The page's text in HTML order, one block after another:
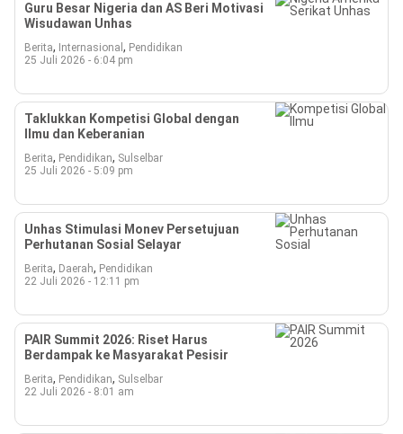
©
Copyright
2026
Beranda
Indonesia
All
Right
Reserved
Guru Besar Nigeria dan AS Beri Motivasi
Wisudawan Unhas
Berita, Internasional , Pendidikan
25 Juli 2026 - 6:04 pm
Taklukkan Kompetisi Global dengan
Ilmu dan Keberanian
Berita, Pendidikan, Sulselbar
25 Juli 2026 - 5:09 pm
Unhas Stimulasi Monev Persetujuan
Perhutanan Sosial Selayar
Berita, Daerah, Pendidikan
22 Juli 2026 - 12:11 pm
PAIR Summit 2026: Riset Harus
Berdampak ke Masyarakat Pesisir
Berita, Pendidikan, Sulselbar
22 Juli 2026 - 8:01 am